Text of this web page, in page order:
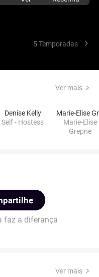
5 Temporadas
Ver mais
Denise Kelly
Self - Hostess
Marie-Elise
Grepne
faz a diferança
Ver mais